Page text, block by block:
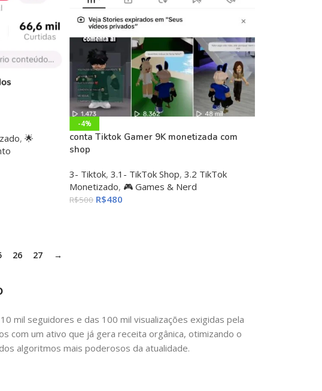
, 🌟
-4%
conta Tiktok Gamer 9K monetizada com
shop
3- Tiktok, 3.1- TikTok Shop, 3.2 TikTok
Monetizado, 🎮 Games & Nerd
R$500 R$480
26 27 →
mil seguidores e das 100 mil visualizações exigidas pela
com um ativo que já gera receita orgânica, otimizando o
algoritmos mais poderosos da atualidade.